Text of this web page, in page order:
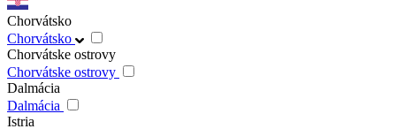
Chorvátsko
Chorvátsko
Chorvátske ostrovy
Chorvátske ostrovy
Dalmácia
Dalmácia
Istria